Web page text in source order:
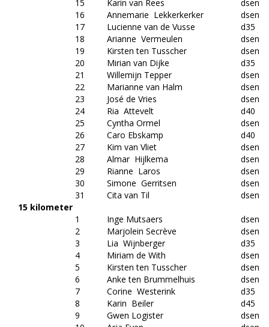
15
Karin van Rees
dsen
16
Annemarie Lekkerkerker
dsen
17
Lucienne van de Vusse
d35
18
Arianne Vermeulen
dsen
19
Kirsten ten Tusscher
dsen
20
Mirian van Dijke
d35
21
Willemijn Tepper
dsen
22
Marianne van Halm
dsen
23
José de Vries
dsen
24
Ria Attevelt
d40
25
Cyntha Ormel
dsen
26
Caro Ebskamp
d40
27
Kim van Vliet
dsen
28
Almar Hijlkema
dsen
29
Rianne Laros
dsen
30
Simone Gerritsen
dsen
31
Cita van Til
dsen
15 kilometer
1
Inge Mutsaers
dsen
2
Marjolein Secrève
dsen
3
Lia Wijnberger
d35
4
Miriam de With
dsen
5
Kirsten ten Tusscher
dsen
6
Anke ten Brummelhuis
dsen
7
Corine Westerink
d35
8
Karin Beiler
d45
9
Gwen Logister
dsen